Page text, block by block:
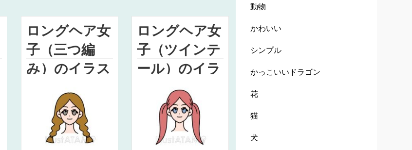
ロングヘア女
子（三つ編
み）のイラス
ロングヘア女
子（ツインテ
ール）のイラ
動物
かわいい
シンプル
かっこいいドラゴン
花
猫
犬